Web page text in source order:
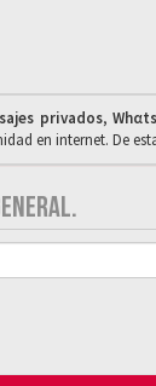
privados,
en internet. De